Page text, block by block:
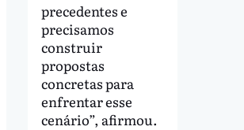
precedentes e
precisamos
construir
propostas
concretas para
enfrentar esse
cenário”, afirmou.